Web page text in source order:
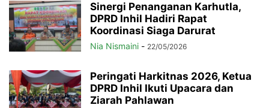
Sinergi Penanganan Karhutla,
DPRD Inhil Hadiri Rapat
Koordinasi Siaga Darurat
Nia Nismaini - 22/05/2026
Peringati Harkitnas 2026, Ketua
DPRD Inhil Ikuti Upacara dan
Ziarah Pahlawan